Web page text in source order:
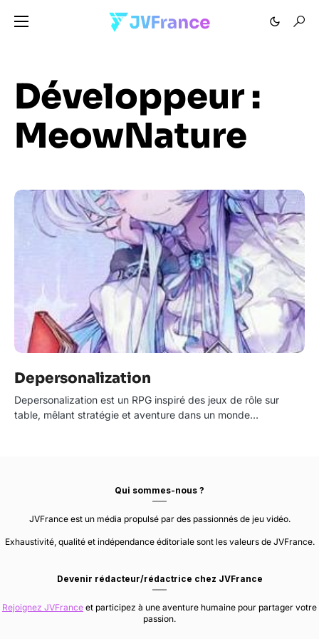
Développeur :
MeowNature
Depersonalization
Depersonalization est un RPG inspiré des jeux de rôle sur
table, mêlant stratégie et aventure dans un monde…
Qui sommes-nous ?
JVFrance est un média propulsé par des passionnés de jeu vidéo.
Exhaustivité, qualité et indépendance éditoriale sont les valeurs de JVFrance.
Devenir rédacteur/rédactrice chez JVFrance
Rejoignez JVFrance et participez à une aventure humaine pour partager votre
passion.